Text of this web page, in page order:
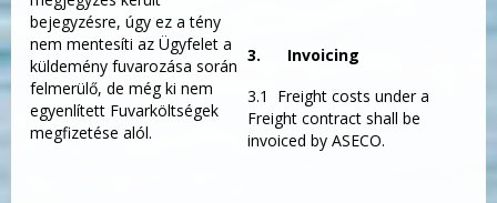
bejegyzésre, úgy ez a tény
nem mentesíti az Ügyfelet a
küldemény fuvarozása során
felmerülő, de még ki nem
egyenlített Fuvarköltségek
megfizetése alól.
3. Invoicing
3.1 Freight costs under a
Freight contract shall be
invoiced by ASECO.